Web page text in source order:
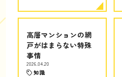
高層マンションの網
戸がはまらない特殊
事情
2026.04.20
知識